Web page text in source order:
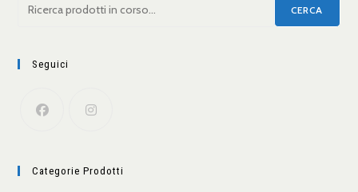
CERCA
Seguici
Categorie Prodotti